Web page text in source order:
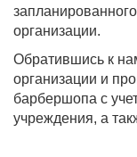
организации.
Обратившись к
организации и
барбершопа с
учреждения, а